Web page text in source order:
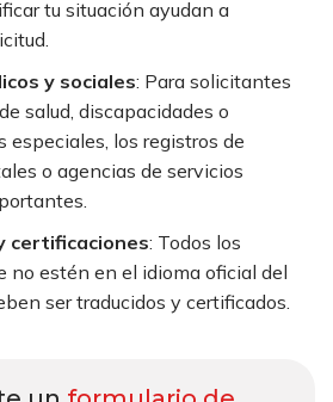
tu situación ayudan a
y sociales: Para solicitantes
salud, discapacidades o
especiales, los registros de
o agencias de servicios
certificaciones: Todos los
no estén en el idioma oficial del
ser traducidos y certificados.